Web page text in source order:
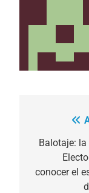
de
entradas
Balotaje:
conocer el